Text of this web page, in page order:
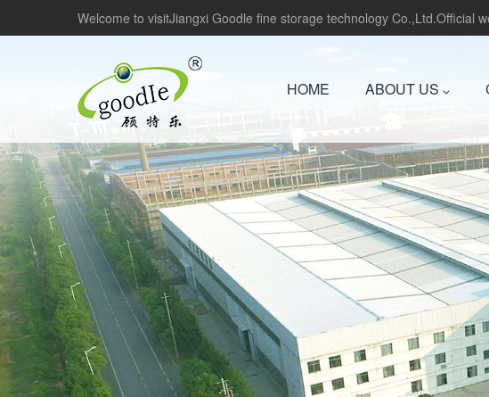
Welcome to visitJiangxi Goodle fine storage technology Co.,Ltd.Official
HOME ABOUT US